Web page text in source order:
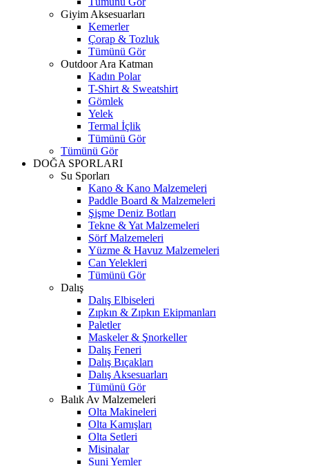
Giyim Aksesuarları
Kemerler
Çorap & Tozluk
Tümünü Gör
Outdoor Ara Katman
Kadın Polar
T-Shirt & Sweatshirt
Gömlek
Yelek
Termal İçlik
Tümünü Gör
Tümünü Gör
DOĞA SPORLARI
Su Sporları
Kano & Kano Malzemeleri
Paddle Board & Malzemeleri
Şişme Deniz Botları
Tekne & Yat Malzemeleri
Sörf Malzemeleri
Yüzme & Havuz Malzemeleri
Can Yelekleri
Tümünü Gör
Dalış
Dalış Elbiseleri
Zıpkın & Zıpkın Ekipmanları
Paletler
Maskeler & Şnorkeller
Dalış Feneri
Dalış Bıçakları
Dalış Aksesuarları
Tümünü Gör
Balık Av Malzemeleri
Olta Makineleri
Olta Kamışları
Olta Setleri
Misinalar
Suni Yemler